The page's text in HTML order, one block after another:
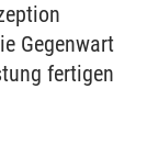
Gegenwart
fertigen